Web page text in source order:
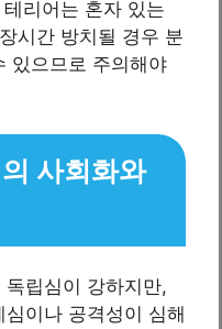
리어는 혼자 있는
시간 방치될 경우 분
있으므로 주의해야
사회화와
립심이 강하지만,
이나 공격성이 심해